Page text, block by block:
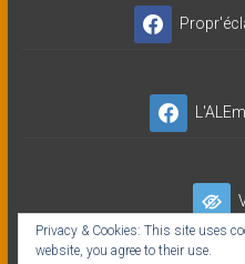
Privacy & Cookies: This site uses
website, you agree to their use.